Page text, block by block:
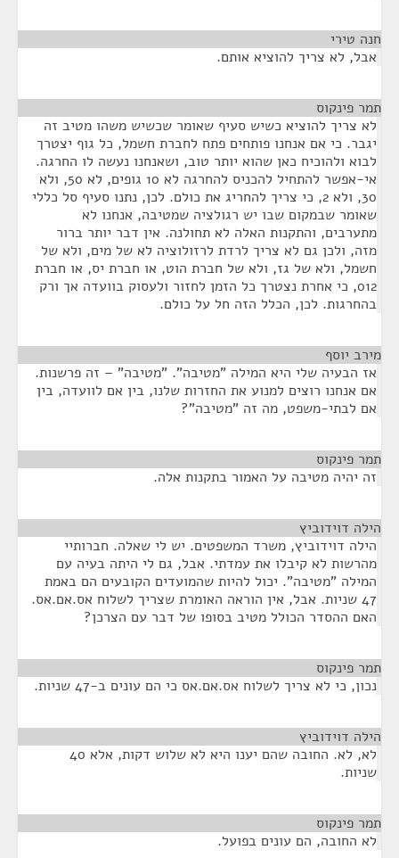
חנה טירי
אבל, לא צריך להוציא אותם.
תמר פינקוס
לא צריך להוציא כשיש סעיף שאומר שכשיש משהו מטיב זה
יגבר. כי אם אנחנו פותחים פתח לחברת חשמל, כל גוף יצטרך
לבוא ולהוכיח כאן שהוא יותר טוב, ושאנחנו נעשה לו החרגה.
אי-אפשר להתחיל להכניס להחרגה לא 10 גופים, לא 50, ולא
30, ולא 2, כי צריך להחריג את כולם. לכן, נתנו סעיף סל כללי
שאומר שבמקום שבו יש רגולציה שמטיבה, אנחנו לא
מתערבים, והתקנות האלה לא תחולנה. אין דבר יותר ברור
מזה, ולכן גם לא צריך לרדת לרזולוציה לא של מים, ולא של
חשמל, ולא של גז, ולא של חברת הוט, או חברת יס, או חברת
012, כי אחרת נצטרך כל הזמן לחזור ולעסוק בוועדה אך ורק
בהחרגות. לכן, הכלל הזה חל על כולם.
מירב יוסף
אז הבעיה שלי היא המילה "מטיבה". "מטיבה" – זה פרשנות.
אם אנחנו רוצים למנוע את החזרות שלנו, בין אם לוועדה, בין
אם לבתי-משפט, מה זה "מטיבה"?
תמר פינקוס
זה יהיה מטיבה על האמור בתקנות אלה.
הילה דוידוביץ
הילה דוידוביץ, משרד המשפטים. יש לי שאלה. חברותיי
מהרשות לא קיבלו את עמדתי. אבל, גם לי היתה בעיה עם
המילה "מטיבה". יכול להיות שהמועדים הקובעים הם באמת
47 שניות. אבל, אין הוראה האומרת שצריך לשלוח אס.אם.אס.
האם ההסדר הכולל מטיב בסופו של דבר עם הצרכן?
תמר פינקוס
נכון, כי לא צריך לשלוח אס.אם.אס כי הם עונים ב-47 שניות.
הילה דוידוביץ
לא, לא. החובה שהם יענו היא לא שלוש דקות, אלא 40
שניות.
תמר פינקוס
לא החובה, הם עונים בפועל.